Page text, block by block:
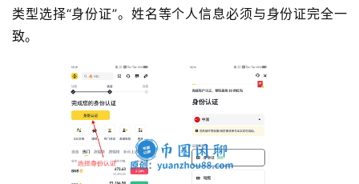
类型选择“身份证”。姓名等个人信息必须与身份证完全一
致。